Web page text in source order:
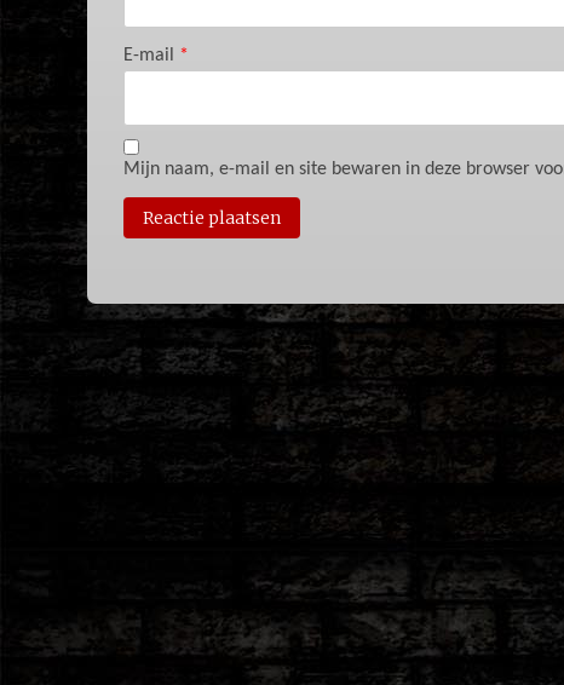
E-mail *
Mijn naam, e-mail en site bewaren in deze browser